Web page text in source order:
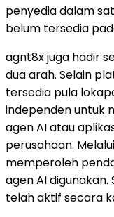
penyedia dalam
belum tersedia
agnt8x juga hadir
dua arah. Selain
tersedia pula
independen untuk
agen AI atau
perusahaan.
memperoleh
agen AI
telah aktif secara